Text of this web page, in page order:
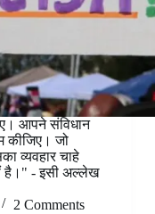
आपने संविधान
कीजिए। जो
व्यवहार चाहे
है।" - इसी अल्लेख
2 Comments
d
e
r
r